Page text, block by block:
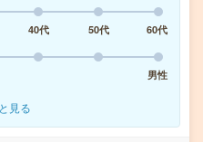
40代 50代
60代
男性
見る